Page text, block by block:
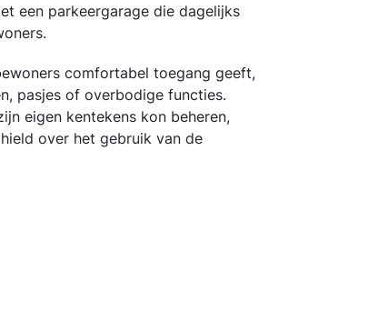
een parkeergarage die dagelijks
comfortabel toegang geeft,
pasjes of overbodige functies.
eigen kentekens kon beheren,
over het gebruik van de